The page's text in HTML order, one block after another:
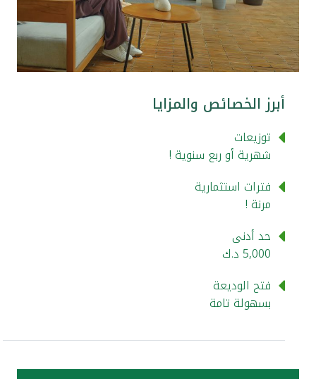
القنوات المصرفية
أدوات وخدمات
خدمات ما بعد البيع
اتصل بنا
مواقع الفروع وأجهزة الصرف الآلي
ألمانيا
ماليزيا
تركيا
أبرز الخصائص والمزايا
توزيعات
شهرية أو ربع سنوية !
فترات استثمارية
مرنة !
حد أدنى
5,000 د.ك
فتح الوديعة
بسهولة تامة